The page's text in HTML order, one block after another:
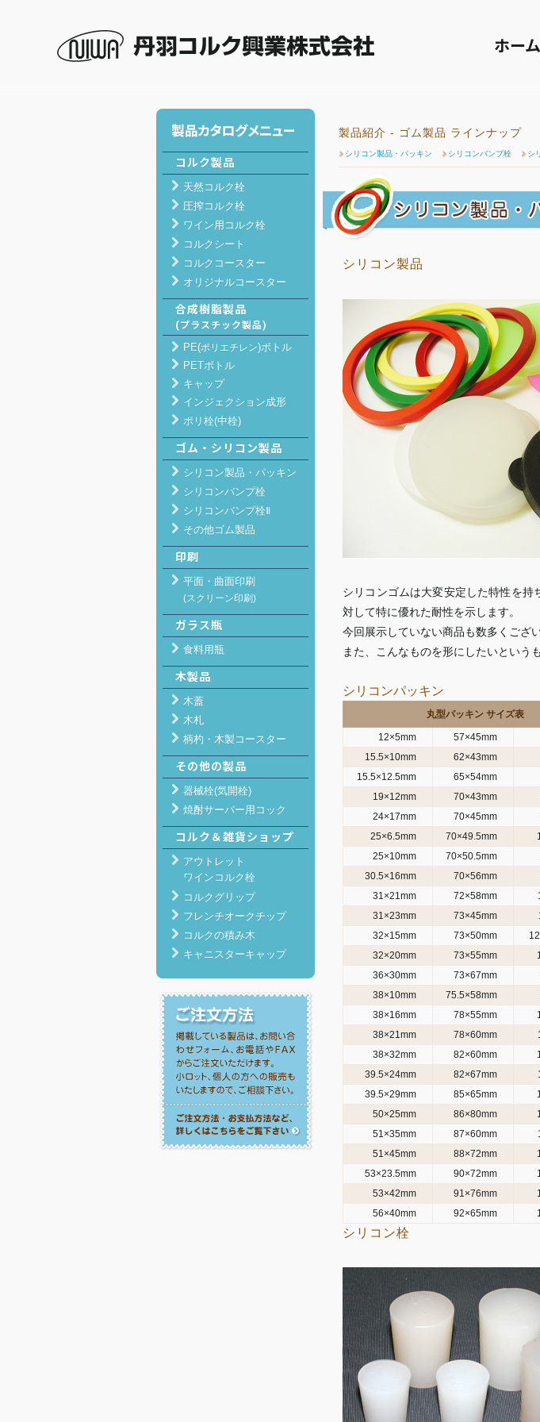
ホーム
製品紹介 - ゴム製品 ラインナップ
シリコン製品・パッキン シリコンバンプ栓 シ
シリコン製品
シリコンゴムは大変安定した特性を
対して特に優れた耐性を示します。
今回展示していない商品も数多くござい
また、こんなものを形にしたいという
シリコンパッキン
丸型パッキン サイズ表
12×5mm 57×45mm
15.5×10mm
62×43mm
15.5×12.5mm
65×54mm
19×12mm
70×43mm
24×17mm
70×45mm
25×6.5mm
70×49.5mm
25×10mm
70×50.5mm
30.5×16mm
70×56mm
31×21mm
72×58mm
31×23mm
73×45mm
32×15mm
73×50mm
32×20mm
73×55mm
36×30mm
73×67mm
38×10mm
75.5×58mm
38×16mm
78×55mm
38×21mm
78×60mm
38×32mm
82×60mm
39.5×24mm
82×67mm
39.5×29mm
85×65mm
50×25mm
86×80mm
51×35mm
87×60mm
51×45mm
88×72mm
53×23.5mm
90×72mm
53×42mm
91×76mm
56×40mm
92×65mm
シリコン栓
コルク製品
天然コルク栓
圧搾コルク栓
ワイン用コルク栓
コルクシート
コルクコースター
オリジナルコースター
合成樹脂製品
(プラスチック製品)
PE(ポリエチレン)ボトル
PETボトル
キャップ
インジェクション成形
ポリ栓(中栓)
ゴム・シリコン製品
シリコン製品・パッキン
シリコンバンプ栓
シリコンバンプ栓Ⅱ
その他ゴム製品
印刷
平面・曲面印刷
(スクリーン印刷)
ガラス瓶
食料用瓶
木製品
木蓋
木札
柄杓・木製コースター
その他の製品
器械栓(気開栓)
焼酎サーバー用コック
コルク＆雑貨ショップ
アウトレット
ワインコルク栓
コルクグリップ
フレンチオークチップ
コルクの積み木
キャニスターキャップ